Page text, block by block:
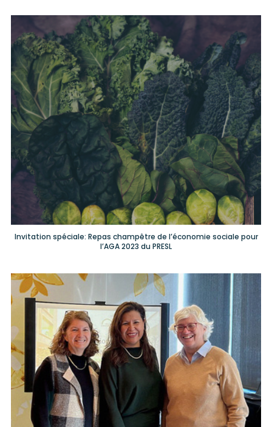
Invitation spéciale: Repas champêtre de l’économie sociale pour
l’AGA 2023 du PRESL